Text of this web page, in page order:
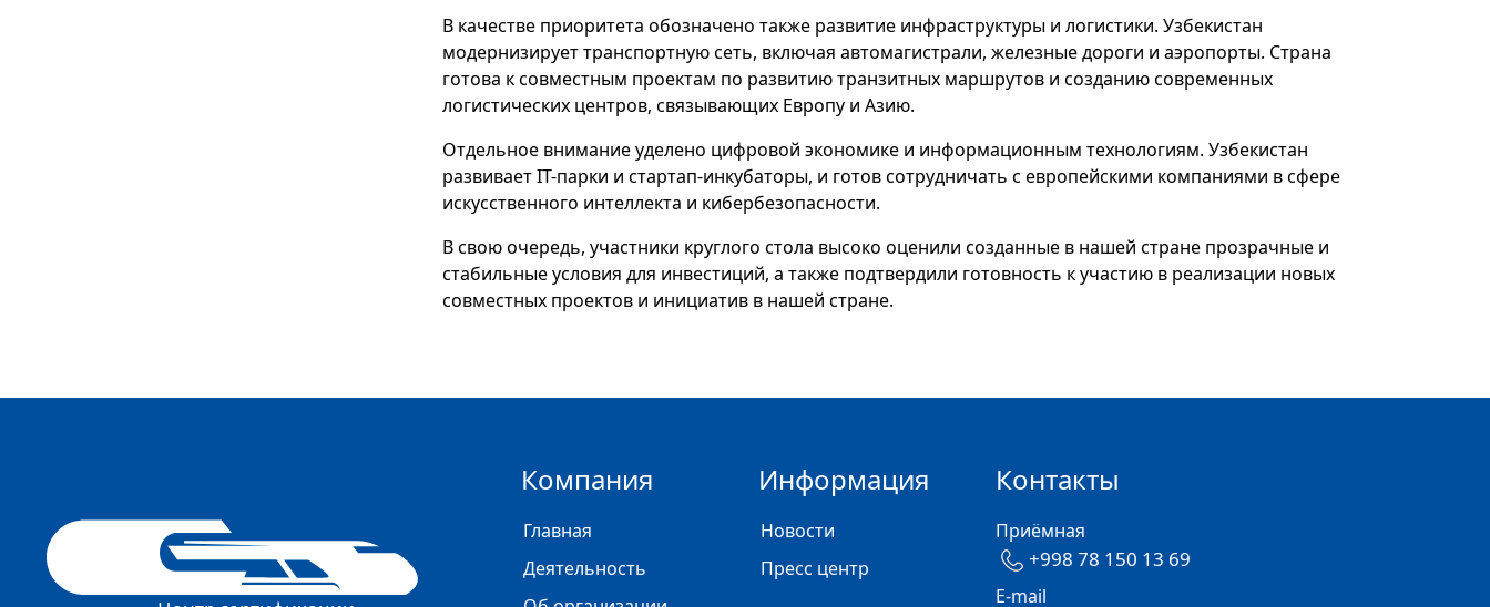
В качестве приоритета обозначено также развитие инфраструктуры и логистики. Узбекистан
модернизирует транспортную сеть, включая автомагистрали, железные дороги и аэропорты. Страна
готова к совместным проектам по развитию транзитных маршрутов и созданию современных
логистических центров, связывающих Европу и Азию.
Отдельное внимание уделено цифровой экономике и информационным технологиям. Узбекистан
развивает IT-парки и стартап-инкубаторы, и готов сотрудничать с европейскими компаниями в сфере
искусственного интеллекта и кибербезопасности.
В свою очередь, участники круглого стола высоко оценили созданные в нашей стране прозрачные и
стабильные условия для инвестиций, а также подтвердили готовность к участию в реализации новых
совместных проектов и инициатив в нашей стране.
Компания
Главная
Деятельность
Информация
Новости
Пресс центр
Контакты
Приёмная
+998 78 150 13 69
E-mail